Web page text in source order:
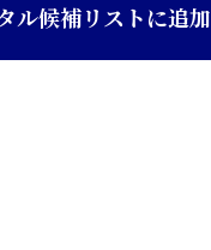
ル候補リストに追加